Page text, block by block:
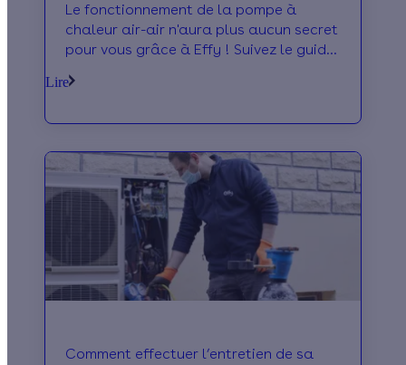
Le fonctionnement de la pompe à
chaleur air-air n'aura plus aucun secret
pour vous grâce à Effy ! Suivez le guide
Lire
Comment effectuer l’entretien de sa